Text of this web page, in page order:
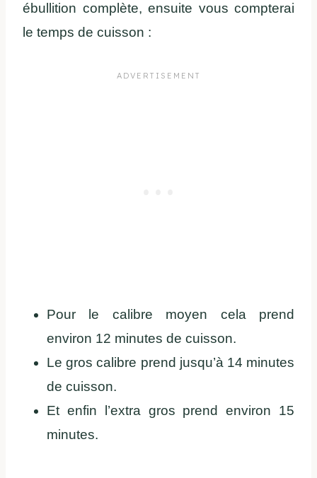
ébullition complète, ensuite vous compterai
le temps de cuisson :
Pour le calibre moyen cela prend
environ 12 minutes de cuisson.
Le gros calibre prend jusqu’à 14 minutes
de cuisson.
Et enfin l’extra gros prend environ 15
minutes.